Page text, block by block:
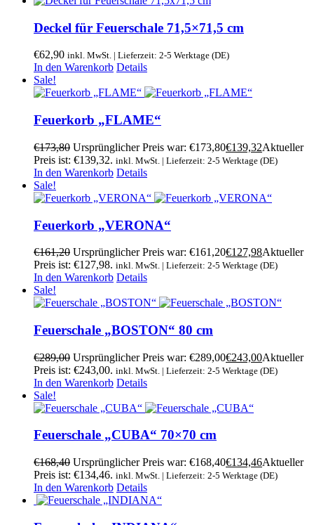
Deckel für Feuerschale 71,5×71,5 cm
€62,90 inkl. MwSt. | Lieferzeit: 2-5 Werktage (DE)
In den Warenkorb Details
Sale!
Feuerkorb „FLAME“
€173,80 Ursprünglicher Preis war: €173,80€139,32Aktueller
Preis ist: €139,32. inkl. MwSt. | Lieferzeit: 2-5 Werktage (DE)
In den Warenkorb Details
Sale!
Feuerkorb „VERONA“
€161,20 Ursprünglicher Preis war: €161,20€127,98Aktueller
Preis ist: €127,98. inkl. MwSt. | Lieferzeit: 2-5 Werktage (DE)
In den Warenkorb Details
Sale!
Feuerschale „BOSTON“ 80 cm
€289,00 Ursprünglicher Preis war: €289,00€243,00Aktueller
Preis ist: €243,00. inkl. MwSt. | Lieferzeit: 2-5 Werktage (DE)
In den Warenkorb Details
Sale!
Feuerschale „CUBA“ 70×70 cm
€168,40 Ursprünglicher Preis war: €168,40€134,46Aktueller
Preis ist: €134,46. inkl. MwSt. | Lieferzeit: 2-5 Werktage (DE)
In den Warenkorb Details